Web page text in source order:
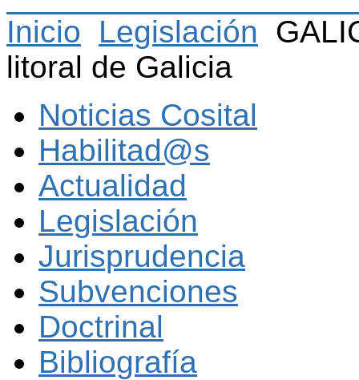
Inicio Legislación
litoral de Galicia
Noticias Cosital
Habilitad@s
Actualidad
Legislación
Jurisprudencia
Subvenciones
Doctrinal
Bibliografía